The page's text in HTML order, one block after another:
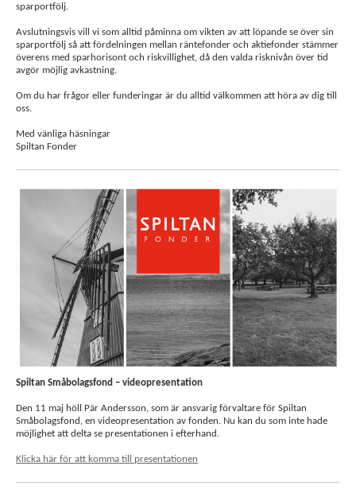
sparportfölj.
Avslutningsvis vill vi som alltid påminna om vikten av att löpande se över sin
sparportfölj så att fördelningen mellan räntefonder och aktiefonder stämmer
överens med sparhorisont och riskvillighet, då den valda risknivån över tid
avgör möjlig avkastning.
Om du har frågor eller funderingar är du alltid välkommen att höra av dig till
oss.
Med vänliga häsningar
Spiltan Fonder
Spiltan Småbolagsfond – videopresentation
Den 11 maj höll Pär Andersson, som är ansvarig förvaltare för Spiltan
Småbolagsfond, en videopresentation av fonden. Nu kan du som inte hade
möjlighet att delta se presentationen i efterhand.
Klicka här för att komma till presentationen